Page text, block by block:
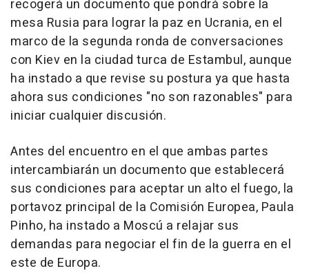
recogerá un documento que pondrá sobre la
mesa Rusia para lograr la paz en Ucrania, en el
marco de la segunda ronda de conversaciones
con Kiev en la ciudad turca de Estambul, aunque
ha instado a que revise su postura ya que hasta
ahora sus condiciones "no son razonables" para
iniciar cualquier discusión.
Antes del encuentro en el que ambas partes
intercambiarán un documento que establecerá
sus condiciones para aceptar un alto el fuego, la
portavoz principal de la Comisión Europea, Paula
Pinho, ha instado a Moscú a relajar sus
demandas para negociar el fin de la guerra en el
este de Europa.